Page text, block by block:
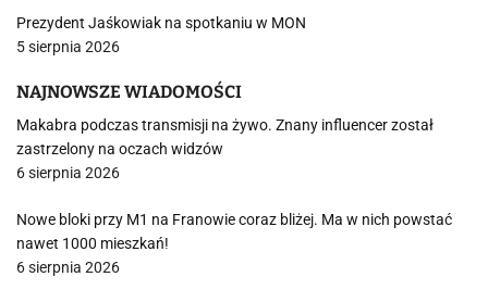
Prezydent Jaśkowiak na spotkaniu w MON
5 sierpnia 2026
NAJNOWSZE WIADOMOŚCI
Makabra podczas transmisji na żywo. Znany influencer został
zastrzelony na oczach widzów
6 sierpnia 2026
Nowe bloki przy M1 na Franowie coraz bliżej. Ma w nich powstać
nawet 1000 mieszkań!
6 sierpnia 2026